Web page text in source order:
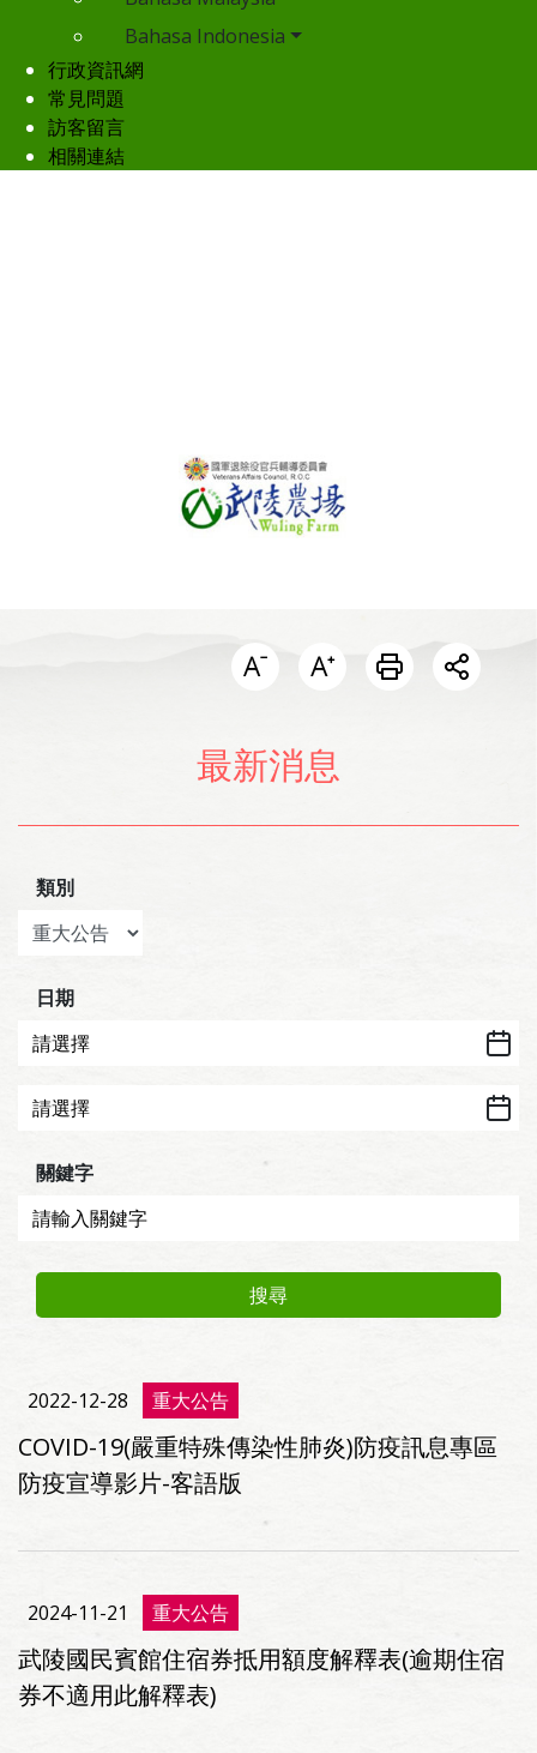
Bahasa Indonesia
行政資訊網
常見問題
訪客留言
相關連結
開啟
最新消息
類別
日期
關鍵字
搜尋
2022-12-28 重大公告
COVID-19(嚴重特殊傳染性肺炎)防疫訊息專區
防疫宣導影片-客語版
2024-11-21 重大公告
武陵國民賓館住宿券抵用額度解釋表(逾期住宿
券不適用此解釋表)